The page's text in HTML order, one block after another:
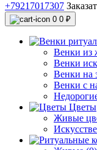
+79217017307
0 0 ₽
Венки из
Венки
Венки на
Венки с
Цветы
Живые